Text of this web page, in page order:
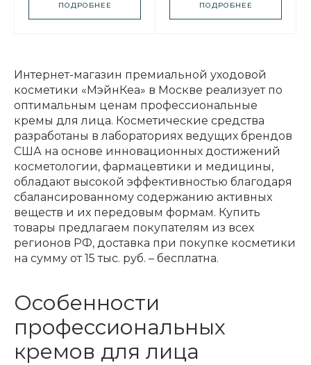
ПОДРОБНЕЕ ПОДРОБНЕЕ
Интернет-магазин премиальной уходовой
косметики «МэйнКеа» в Москве реализует по
оптимальным ценам профессиональные
кремы для лица. Косметические средства
разработаны в лабораториях ведущих брендов
США на основе инновационных достижений
косметологии, фармацевтики и медицины,
обладают высокой эффективностью благодаря
сбалансированному содержанию активных
веществ и их передовым формам. Купить
товары предлагаем покупателям из всех
регионов РФ, доставка при покупке косметики
на сумму от 15 тыс. руб. – бесплатна.
Особенности
профессиональных
кремов для лица